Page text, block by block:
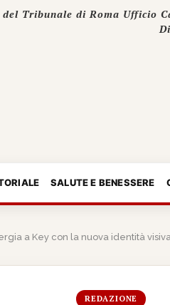
Tribunale di Roma Ufficio
SALUTE E BENESSERE
a Key con la nuova identità
REDAZIONE